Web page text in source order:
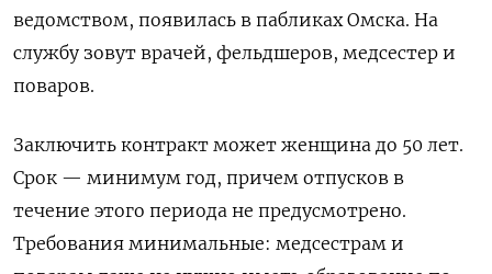
ведомством, появилась в пабликах Омска. На
службу зовут врачей, фельдшеров, медсестер и
поваров.
Заключить контракт может женщина до 50 лет.
Срок — минимум год, причем отпусков в
течение этого периода не предусмотрено.
Требования минимальные: медсестрам и